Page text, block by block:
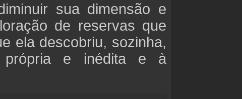
sua dimensão e
de reservas que
ela descobriu, sozinha,
própria e inédita e à